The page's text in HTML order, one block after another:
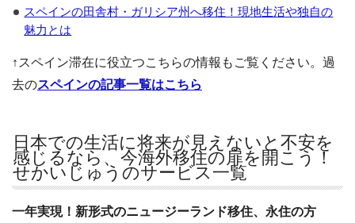
スペインの田舎村・ガリシア州へ移住！現地生活や独自の
魅力とは
↑スペイン滞在に役立つこちらの情報もご覧ください。過
去のスペインの記事一覧はこちら
日本での生活に将来が見えないと不安を
感じるなら、今海外移住の扉を開こう！
せかいじゅうのサービス一覧
一年実現！新形式のニュージーランド移住、永住の方